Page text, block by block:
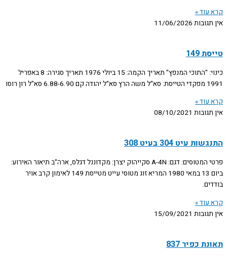
קרא עוד »
אין תגובות 11/06/2026
טייסת 149
כינוי: "התוכי המנפץ" תאריך הקמה: 15 ביולי 1976 תאריך סגירה: 8 באפריל
1991 מפקדי הטייסת: סא"ל משה הרץ סא"ל יהודה קם 6.88-6.90 סא"ל רון רוסו
קרא עוד »
אין תגובות 08/10/2021
התנגשות עיט 304 בעיט 308
פרטי המטוסים: דגם: A-4N סקייהוק יצרן: מקדוננל דגלס, ארה"ב תיאור האירוע:
ביום 13 במאי 1980 המריא זוג מטוסי עייט מטייסת 149 לאימון קרב אויר
בודדים.
קרא עוד »
אין תגובות 15/09/2021
תאונת כפיר 837